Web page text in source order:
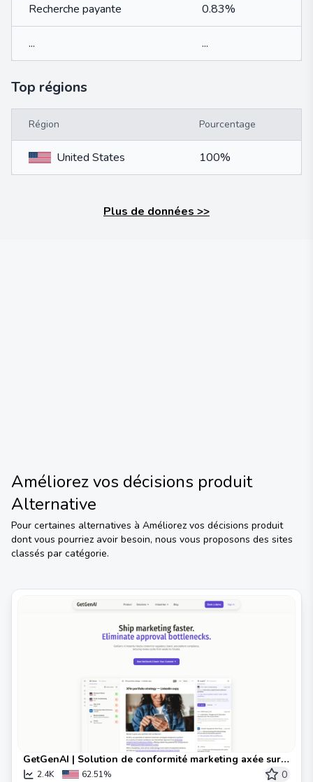
Recherche payante 0.83%
... ...
Top régions
Région Pourcentage
United States 100%
Plus de données >>
Améliorez vos décisions produit
Alternative
Pour certaines alternatives à Améliorez vos décisions produit
dont vous pourriez avoir besoin, nous vous proposons des sites
classés par catégorie.
GetGenAI | Solution de conformité marketing axée sur
l'IA2.4K 62.51% 0